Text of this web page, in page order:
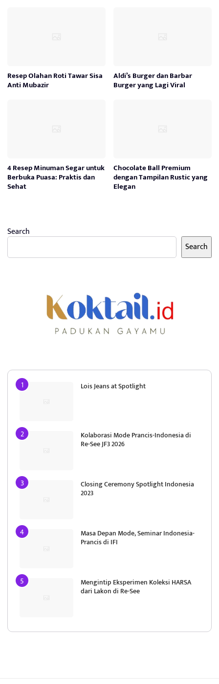
Resep Olahan Roti Tawar Sisa
Anti Mubazir
Aldi’s Burger dan Barbar
Burger yang Lagi Viral
4 Resep Minuman Segar untuk
Berbuka Puasa: Praktis dan
Sehat
Chocolate Ball Premium
dengan Tampilan Rustic yang
Elegan
Search
Search
Lois Jeans at Spotlight
Kolaborasi Mode Prancis-Indonesia di
Re-See JF3 2026
Closing Ceremony Spotlight Indonesia
2023
Masa Depan Mode, Seminar Indonesia-
Prancis di IFI
Mengintip Eksperimen Koleksi HARSA
dari Lakon di Re-See